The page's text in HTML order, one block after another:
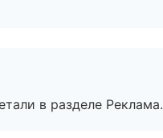
в разделе Реклама.